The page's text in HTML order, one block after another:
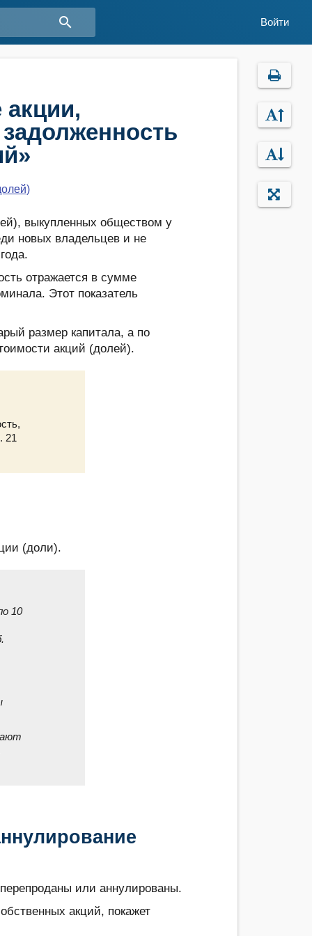
search Войти
выкупленных обществом у
новых владельцев и не
отражается в сумме
Этот показатель
размер капитала, а по
акций (долей).
21
(доли).
10
или аннулированы.
акций, покажет